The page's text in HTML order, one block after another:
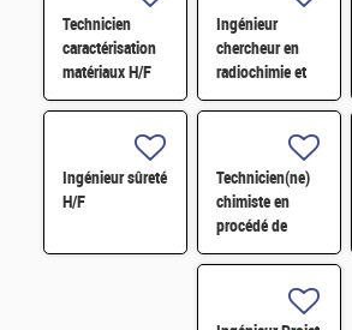
Technicien
caractérisation
matériaux H/F
Ingénieur
chercheur en
radiochimie et
extraction par
Ingénieur sûreté
H/F
Technicien(ne)
chimiste en
procédé de
conversion H/F